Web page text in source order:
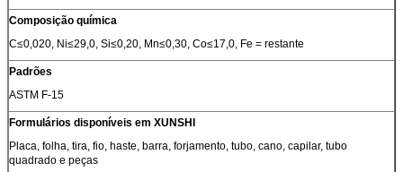
Composição química
C≤0,020, Ni≤29,0, Si≤0,20, Mn≤0,30, Co≤17,0, Fe = restante
Padrões
ASTM F-15
Formulários disponíveis em XUNSHI
Placa, folha, tira, fio, haste, barra, forjamento, tubo, cano, capilar, tubo
quadrado e peças